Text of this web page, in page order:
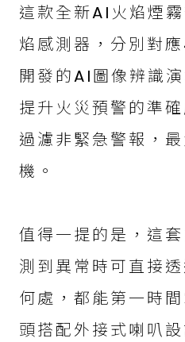
這款全新AI火焰煙
焰感測器，分別對
開發的AI圖像辨識
提升火災預警的準
過濾非緊急警報，
機。
值得一提的是，這
測到異常時可直接
何處，都能第一時
頭搭配外接式喇叭